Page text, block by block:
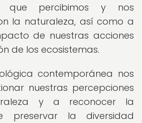
percibimos y nos
la naturaleza, así como a
de nuestras acciones
de los ecosistemas.
contemporánea nos
nuestras percepciones
y a reconocer la
preservar la diversidad